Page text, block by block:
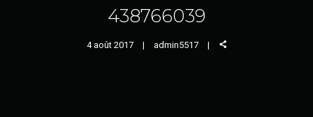
438766039
4 août 2017 admin5517